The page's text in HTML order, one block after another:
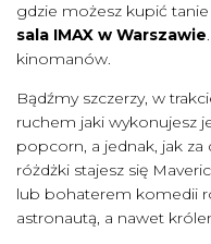
gdzie możesz kupić
sala IMAX w Warszawie
kinomanów.
Bądźmy szczerzy, w
ruchem jaki wykonujesz
popcorn, a jednak, jak
różdżki stajesz się
lub bohaterem komedii
astronautą, a nawet